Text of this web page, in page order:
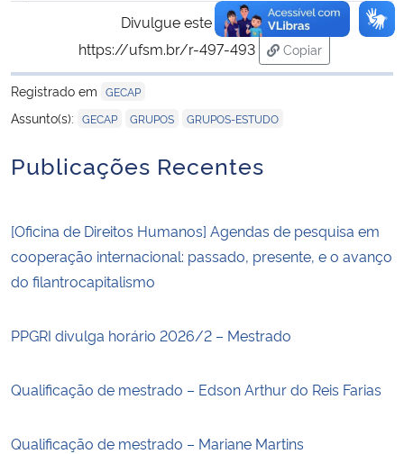
Divulgue este conteúdo:
https://ufsm.br/r-497-493
Copiar
para área de
Registrado em GECAP
Assunto(s): GECAP GRUPOS GRUPOS-ESTUDO
Publicações Recentes
[Oficina de Direitos Humanos] Agendas de pesquisa em
cooperação internacional: passado, presente, e o avanço
do filantrocapitalismo
PPGRI divulga horário 2026/2 – Mestrado
Qualificação de mestrado – Edson Arthur do Reis Farias
Qualificação de mestrado – Mariane Martins